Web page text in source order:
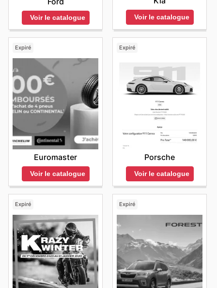
Voir le catalogue Voir le catalogue
Expiré
Euromaster
Voir le catalogue
Expiré
Porsche
Voir le catalogue
Expiré Expiré